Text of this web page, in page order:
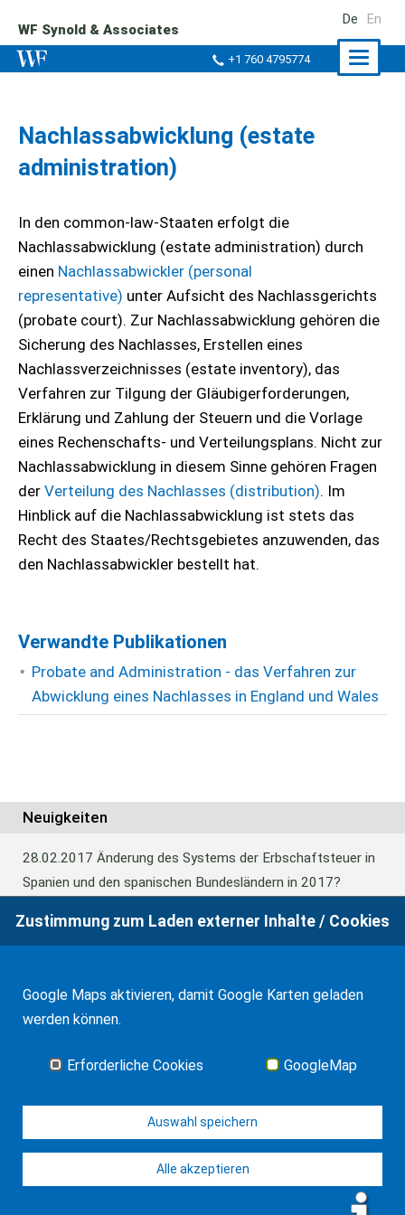
WF Synold & Associates
+1 760 4795774
De En
Nachlassabwicklung (estate
administration)
In den common-law-Staaten erfolgt die
Nachlassabwicklung (estate administration) durch
einen Nachlassabwickler (personal
representative) unter Aufsicht des Nachlassgerichts
(probate court). Zur Nachlassabwicklung gehören die
Sicherung des Nachlasses, Erstellen eines
Nachlassverzeichnisses (estate inventory), das
Verfahren zur Tilgung der Gläubigerforderungen,
Erklärung und Zahlung der Steuern und die Vorlage
eines Rechenschafts- und Verteilungsplans. Nicht zur
Nachlassabwicklung in diesem Sinne gehören Fragen
der Verteilung des Nachlasses (distribution). Im
Hinblick auf die Nachlassabwicklung ist stets das
Recht des Staates/Rechtsgebietes anzuwenden, das
den Nachlassabwickler bestellt hat.
Verwandte Publikationen
Probate and Administration - das Verfahren zur
Abwicklung eines Nachlasses in England und Wales
Neuigkeiten
28.02.2017 Änderung des Systems der Erbschaftsteuer in
Spanien und den spanischen Bundesländern in 2017?
24.06.2016Europäisches Güterrecht verabschiedet
01.01.2016
Erbschaftsteuer und Schenkungssteuer der
© WF Synold & Associates 2026
Zustimmung zum Laden externer Inhalte / Cookies
Google Maps aktivieren, damit Google Karten geladen
werden können.
Erforderliche Cookies GoogleMap
Auswahl speichern
Alle akzeptieren